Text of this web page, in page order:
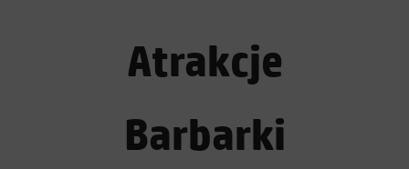
Atrakcje
Barbarki